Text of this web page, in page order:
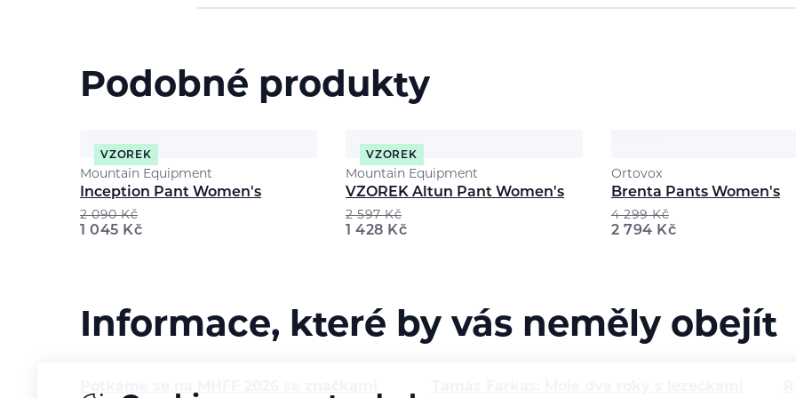
Podobné produkty
VZOREK
Mountain Equipment
Inception Pant Women's
2 090Kč
1 045 Kč
VZOREK
Mountain Equipment
VZOREK Altun Pant Women's
2 597Kč
1 428 Kč
Ortovox
Brenta Pants Women's
4 299Kč
2 794 Kč
Informace, které by vás neměly obejít